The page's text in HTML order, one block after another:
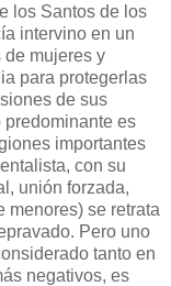
los Santos de los
intervino en un
de mujeres y
para protegerlas
de sus
predominante es
importantes
con su
unión forzada,
menores) se retrata
Pero uno
tanto en
negativos, es